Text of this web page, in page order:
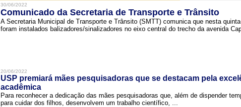
30/06/2022
Comunicado da Secretaria de Transporte e Trânsito
A Secretaria Municipal de Transporte e Trânsito (SMTT) comunica que nesta
foram instalados balizadores/sinalizadores no eixo central do trecho da avenida
20/06/2022
USP premiará mães pesquisadoras que se destacam pela
acadêmica
Para reconhecer a dedicação das mães pesquisadoras que, além de dispender
para cuidar dos filhos, desenvolvem um trabalho científico, ...